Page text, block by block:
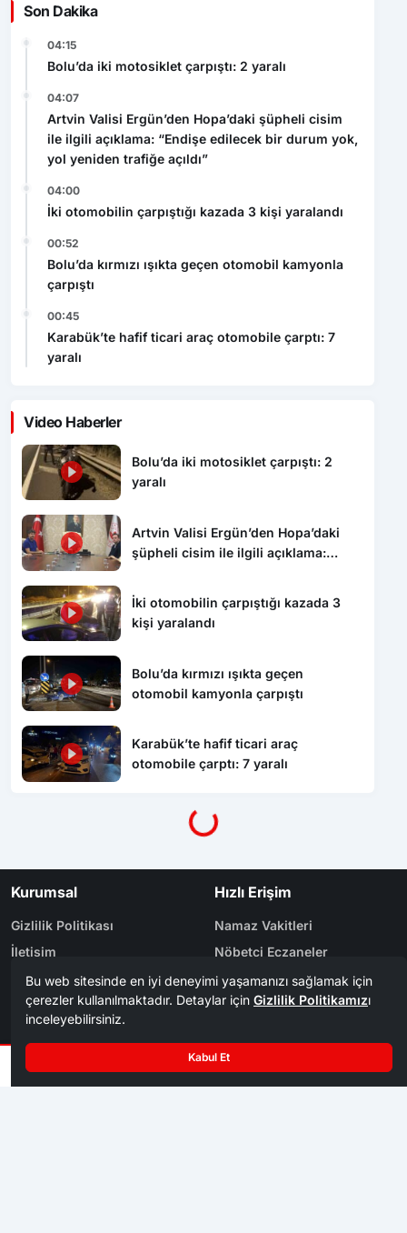
Son Dakika
04:15
Bolu’da iki motosiklet çarpıştı: 2 yaralı
04:07
Artvin Valisi Ergün’den Hopa’daki şüpheli cisim
ile ilgili açıklama: “Endişe edilecek bir durum yok,
yol yeniden trafiğe açıldı”
04:00
İki otomobilin çarpıştığı kazada 3 kişi yaralandı
00:52
Bolu’da kırmızı ışıkta geçen otomobil kamyonla
çarpıştı
00:45
Karabük’te hafif ticari araç otomobile çarptı: 7
yaralı
Video Haberler
Bolu’da iki motosiklet çarpıştı: 2
yaralı
Artvin Valisi Ergün’den Hopa’daki
şüpheli cisim ile ilgili açıklama:
yeniden trafiğe açıldı”
İki otomobilin çarpıştığı kazada 3
kişi yaralandı
Bolu’da kırmızı ışıkta geçen
otomobil kamyonla çarpıştı
Karabük’te hafif ticari araç
otomobile çarptı: 7 yaralı
Yükleniyor...
Kurumsal
Gizlilik Politikası
İletişim
Künye
Yazarlar
Hızlı Erişim
Namaz Vakitleri
Nöbetçi Eczaneler
Yol Durumu
Arşiv
Bölge Haberleri Kategoriler